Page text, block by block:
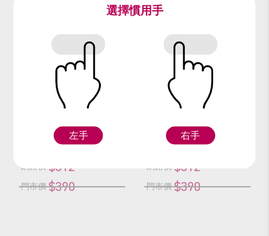
編號：63120
藍灰緞韓服
網路價 $312
門市價 $390
黃藍韓服(單一套)
網路價 $312
門市價 $390
選擇慣用手
左手 右手